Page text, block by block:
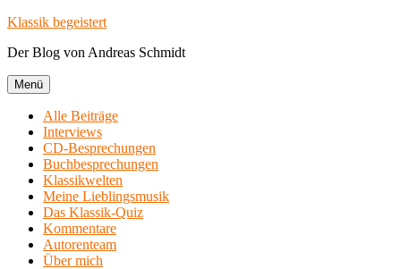
Zum
springen
Klassik begeistert
Der Blog von Andreas Schmidt
Menü
Alle Beiträge
Interviews
CD-Besprechungen
Buchbesprechungen
Klassikwelten
Meine Lieblingsmusik
Das Klassik-Quiz
Kommentare
Autorenteam
Über mich